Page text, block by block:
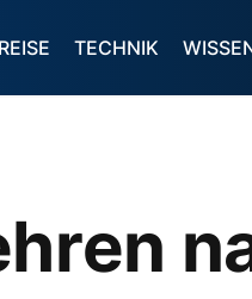
REISE TECHNIK